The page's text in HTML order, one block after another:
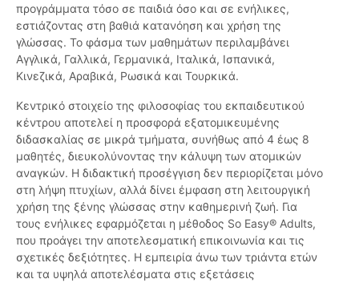
προγράμματα τόσο σε παιδιά όσο και σε ενήλικες,
εστιάζοντας στη βαθιά κατανόηση και χρήση της
γλώσσας. Το φάσμα των μαθημάτων περιλαμβάνει
Αγγλικά, Γαλλικά, Γερμανικά, Ιταλικά, Ισπανικά,
Κινεζικά, Αραβικά, Ρωσικά και Τουρκικά.
Κεντρικό στοιχείο της φιλοσοφίας του εκπαιδευτικού
κέντρου αποτελεί η προσφορά εξατομικευμένης
διδασκαλίας σε μικρά τμήματα, συνήθως από 4 έως 8
μαθητές, διευκολύνοντας την κάλυψη των ατομικών
αναγκών. Η διδακτική προσέγγιση δεν περιορίζεται μόνο
στη λήψη πτυχίων, αλλά δίνει έμφαση στη λειτουργική
χρήση της ξένης γλώσσας στην καθημερινή ζωή. Για
τους ενήλικες εφαρμόζεται η μέθοδος So Easy® Adults,
που προάγει την αποτελεσματική επικοινωνία και τις
σχετικές δεξιότητες. Η εμπειρία άνω των τριάντα ετών
και τα υψηλά αποτελέσματα στις εξετάσεις